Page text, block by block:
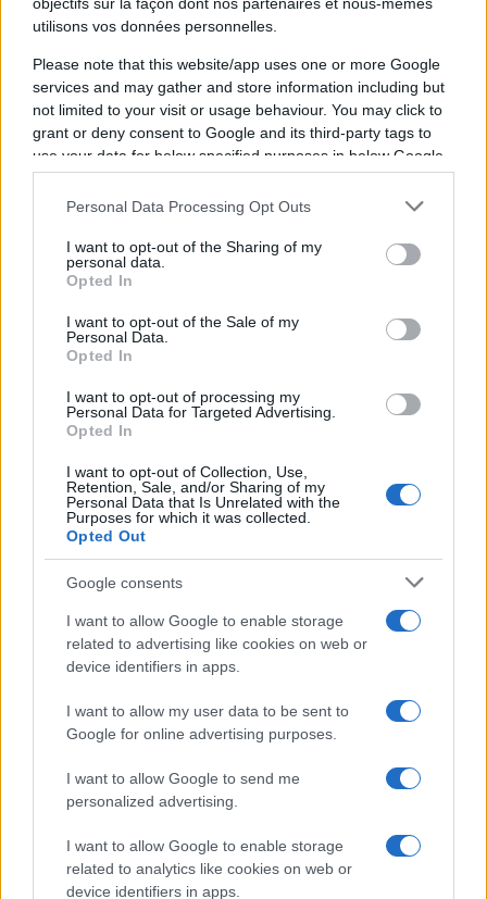
utilisons vos données personnelles.
Please note that this website/app uses one or more Google
services and may gather and store information including but
not limited to your visit or usage behaviour. You may click to
grant or deny consent to Google and its third-party tags to
use your data for below specified purposes in below Google
consent section.
Personal Data Processing Opt Outs
I want to opt-out of the Sharing of my
personal data.
Opted In
I want to opt-out of the Sale of my
Personal Data.
Opted In
I want to opt-out of processing my
Personal Data for Targeted Advertising.
Opted In
I want to opt-out of Collection, Use,
Retention, Sale, and/or Sharing of my
Personal Data that Is Unrelated with the
Purposes for which it was collected.
Opted Out
Google consents
I want to allow Google to enable storage
related to advertising like cookies on web or
device identifiers in apps.
I want to allow my user data to be sent to
Google for online advertising purposes.
I want to allow Google to send me
personalized advertising.
I want to allow Google to enable storage
related to analytics like cookies on web or
device identifiers in apps.
des meilleurs médias, et propose également les
classements, calendriers et résultats.
L'équipe Stade Francais a été fondée en 1883, il y
a 143 ans. Pour vous connecter à Stade Francais
sur les réseaux sociaux, rendez-vous sur lapage
Facebook Stade Francaisou lecompte Twitter
Stade Francais.
Cliquez ici pour comparer les billetteries qui
vendent des
Samedi 05 Septembre
Stade
Francais
19h00
Samedi 12 Septembre
Clermont
16h35
Dimanche 20 Septembre
UBB
21h05